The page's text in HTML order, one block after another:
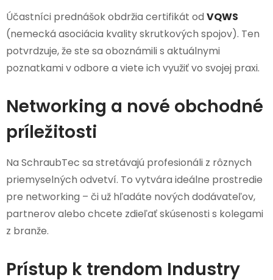
Účastníci prednášok obdržia certifikát od VQWS
(nemecká asociácia kvality skrutkových spojov). Ten
potvrdzuje, že ste sa oboznámili s aktuálnymi
poznatkami v odbore a viete ich využiť vo svojej praxi.
Networking a nové obchodné
príležitosti
Na SchraubTec sa stretávajú profesionáli z rôznych
priemyselných odvetví. To vytvára ideálne prostredie
pre networking – či už hľadáte nových dodávateľov,
partnerov alebo chcete zdieľať skúsenosti s kolegami
z branže.
Prístup k trendom Industry